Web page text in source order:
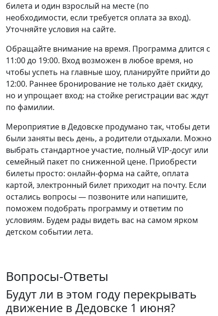
билета и один взрослый на месте (по
необходимости, если требуется оплата за вход).
Уточняйте условия на сайте.
Обращайте внимание на время. Программа длится с
11:00 до 19:00. Вход возможен в любое время, но
чтобы успеть на главные шоу, планируйте прийти до
12:00. Раннее бронирование не только даёт скидку,
но и упрощает вход: на стойке регистрации вас ждут
по фамилии.
Мероприятие в Дедовске продумано так, чтобы дети
были заняты весь день, а родители отдыхали. Можно
выбрать стандартное участие, полный VIP-досуг или
семейный пакет по сниженной цене. Приобрести
билеты просто: онлайн-форма на сайте, оплата
картой, электронный билет приходит на почту. Если
остались вопросы — позвоните или напишите,
поможем подобрать программу и ответим по
условиям. Будем рады видеть вас на самом ярком
детском событии лета.
Вопросы-Ответы
Будут ли в этом году перекрывать
движение в Дедовске 1 июня?